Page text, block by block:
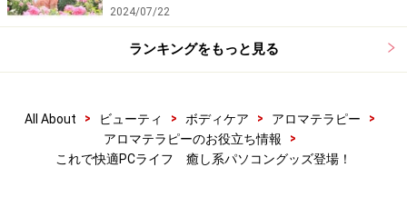
2024/07/22
ランキングをもっと見る
All About > ビューティ > ボディケア > アロマテラピー
>
アロマテラピーのお役立ち情報
>
これで快適PCライフ 癒し系パソコングッズ登場！